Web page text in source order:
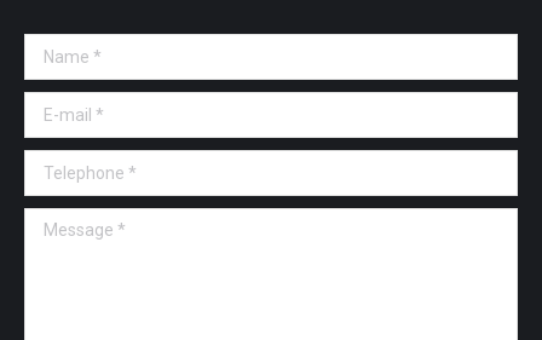
Name *
E-mail *
Telephone *
Message *